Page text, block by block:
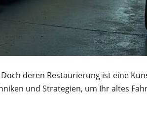
deren Restaurierung ist eine
und Strategien, um Ihr altes